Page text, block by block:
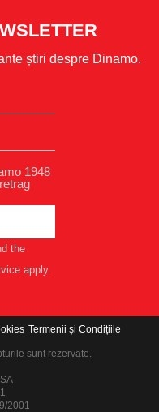
știri despre Dinamo.
1948
the
apply.
Termenii și Condițiile
sunt rezervate.
2001